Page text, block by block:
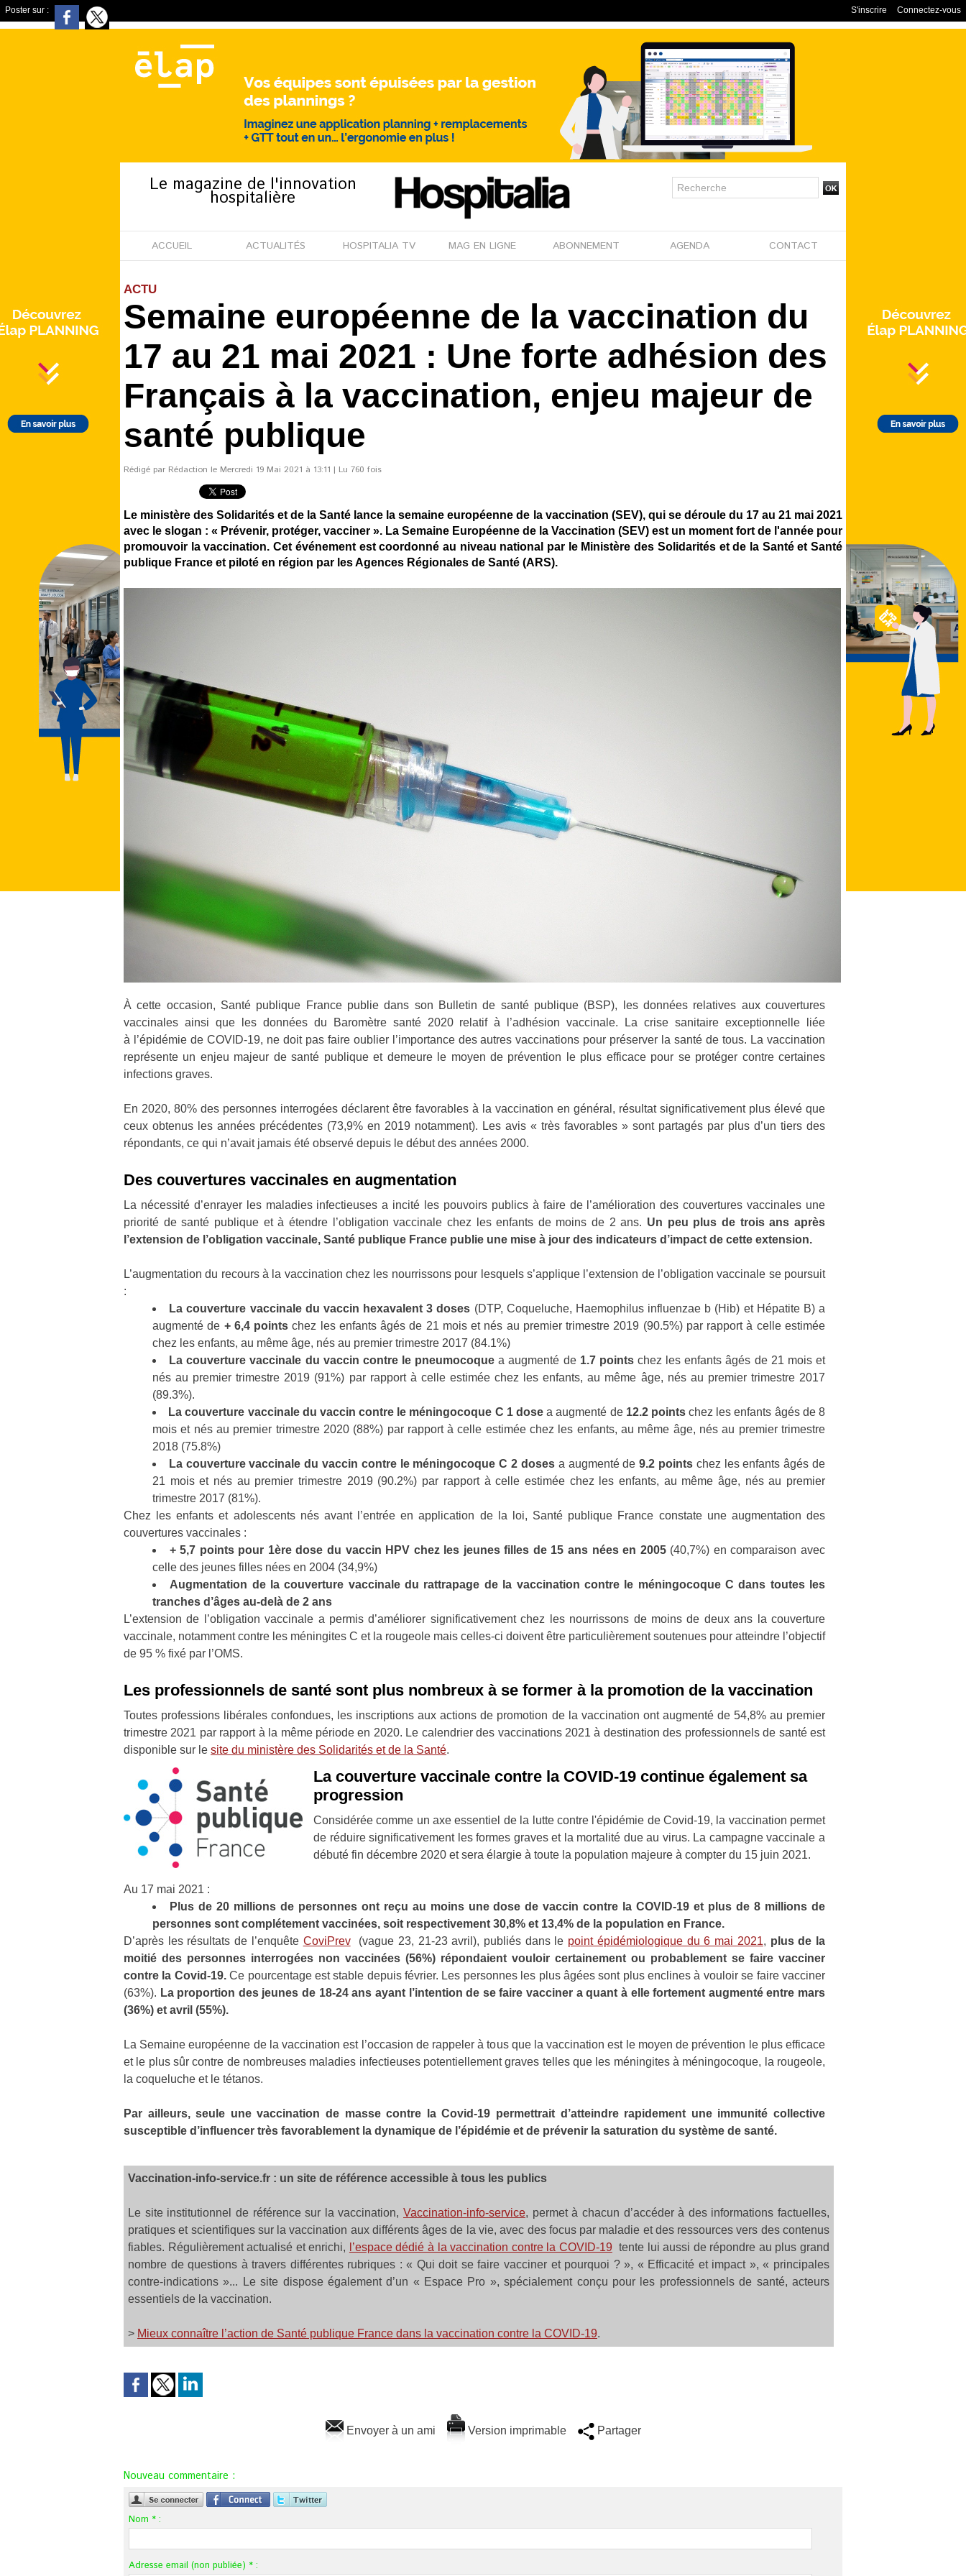
Poster sur : Connectez-vous
S'inscrire
Le magazine de l'innovation
hospitalière
ACCUEIL ACTUALITÉS HOSPITALIA TV MAG EN LIGNE ABONNEMENT AGENDA CONTACT
ACTU
Semaine européenne de la vaccination du
17 au 21 mai 2021 : Une forte adhésion des
Français à la vaccination, enjeu majeur de
santé publique
Rédigé par Rédaction le Mercredi 19 Mai 2021 à 13:11 | Lu 760 fois
Le ministère des Solidarités et de la Santé lance la semaine européenne de la vaccination (SEV), qui se déroule du 17 au 21 mai 2021
avec le slogan : « Prévenir, protéger, vacciner ». La Semaine Européenne de la Vaccination (SEV) est un moment fort de l'année pour
promouvoir la vaccination. Cet événement est coordonné au niveau national par le Ministère des Solidarités et de la Santé et Santé
publique France et piloté en région par les Agences Régionales de Santé (ARS).
À cette occasion, Santé publique France publie dans son Bulletin de santé publique (BSP), les données relatives aux couvertures
vaccinales ainsi que les données du Baromètre santé 2020 relatif à l’adhésion vaccinale. La crise sanitaire exceptionnelle liée
à l’épidémie de COVID-19, ne doit pas faire oublier l’importance des autres vaccinations pour préserver la santé de tous. La vaccination
représente un enjeu majeur de santé publique et demeure le moyen de prévention le plus efficace pour se protéger contre certaines
infections graves.
En 2020, 80% des personnes interrogées déclarent être favorables à la vaccination en général, résultat significativement plus élevé que
ceux obtenus les années précédentes (73,9% en 2019 notamment). Les avis « très favorables » sont partagés par plus d’un tiers des
répondants, ce qui n’avait jamais été observé depuis le début des années 2000.
Des couvertures vaccinales en augmentation
La nécessité d’enrayer les maladies infectieuses a incité les pouvoirs publics à faire de l’amélioration des couvertures vaccinales une
priorité de santé publique et à étendre l’obligation vaccinale chez les enfants de moins de 2 ans. Un peu plus de trois ans après
l’extension de l’obligation vaccinale, Santé publique France publie une mise à jour des indicateurs d’impact de cette extension.
L’augmentation du recours à la vaccination chez les nourrissons pour lesquels s’applique l’extension de l’obligation vaccinale se poursuit
:
La couverture vaccinale du vaccin hexavalent 3 doses (DTP, Coqueluche, Haemophilus influenzae b (Hib) et Hépatite B) a
augmenté de + 6,4 points chez les enfants âgés de 21 mois et nés au premier trimestre 2019 (90.5%) par rapport à celle estimée
chez les enfants, au même âge, nés au premier trimestre 2017 (84.1%)
La couverture vaccinale du vaccin contre le pneumocoque a augmenté de 1.7 pointschez les enfants âgés de 21 mois et
nés au premier trimestre 2019 (91%) par rapport à celle estimée chez les enfants, au même âge, nés au premier trimestre 2017
(89.3%).
La couverture vaccinale du vaccin contre le méningocoque C 1 dose a augmenté de 12.2 pointschez les enfants âgés de 8
mois et nés au premier trimestre 2020 (88%) par rapport à celle estimée chez les enfants, au même âge, nés au premier trimestre
2018 (75.8%)
La couverture vaccinale du vaccin contre le méningocoque C 2 dosesa augmenté de9.2 pointschez les enfants âgés de
21 mois et nés au premier trimestre 2019 (90.2%) par rapport à celle estimée chez les enfants, au même âge, nés au premier
trimestre 2017 (81%).
Chez les enfants et adolescents nés avant l’entrée en application de la loi, Santé publique France constate une augmentation des
couvertures vaccinales :
+ 5,7 points pour 1ère dose du vaccin HPV chez les jeunes filles de 15 ans nées en 2005(40,7%) en comparaison avec
celle des jeunes filles nées en 2004 (34,9%)
Augmentation de la couverture vaccinale du rattrapage de la vaccination contre le méningocoque C dans toutes les
tranches d’âges au-delà de 2 ans
L’extension de l’obligation vaccinale a permis d’améliorer significativement chez les nourrissons de moins de deux ans la couverture
vaccinale, notamment contre les méningites C et la rougeole mais celles-ci doivent être particulièrement soutenues pour atteindre l’objectif
de 95 % fixé par l’OMS.
Les professionnels de santé sont plus nombreux à se former à la promotion de la vaccination
Toutes professions libérales confondues, les inscriptions aux actions de promotion de la vaccination ont augmenté de 54,8% au premier
trimestre 2021 par rapport à la même période en 2020. Le calendrier des vaccinations 2021 à destination des professionnels de santé est
disponible sur le site du ministère des Solidarités et de la Santé.
La couverture vaccinale contre la COVID-19 continue également sa
progression
Considérée comme un axe essentiel de la lutte contre l'épidémie de Covid-19, la vaccination permet
de réduire significativement les formes graves et la mortalité due au virus. La campagne vaccinale a
débuté fin décembre 2020 et sera élargie à toute la population majeure à compter du 15 juin 2021.
Au 17 mai 2021 :
Plus de 20 millions de personnes ont reçu au moins une dose de vaccin contre la COVID-19 et plus de 8 millions de
personnes sont complétement vaccinées, soit respectivement 30,8% et 13,4% de la population en France.
D’après les résultats de l’enquête CoviPrev(vague 23, 21-23 avril), publiés dans le point épidémiologique du 6 mai 2021, plus de la
moitié des personnes interrogées non vaccinées (56%) répondaient vouloir certainement ou probablement se faire vacciner
contre la Covid-19.Ce pourcentage est stable depuis février. Les personnes les plus âgées sont plus enclines à vouloir se faire vacciner
(63%). La proportion des jeunes de 18-24 ans ayant l’intention de se faire vacciner a quant à elle fortement augmenté entre mars
(36%) et avril (55%).
La Semaine européenne de la vaccination est l’occasion de rappeler à tous que la vaccination est le moyen de prévention le plus efficace
et le plus sûr contre de nombreuses maladies infectieuses potentiellement graves telles que les méningites à méningocoque, la rougeole,
la coqueluche et le tétanos.
Par ailleurs, seule une vaccination de masse contre la Covid-19 permettrait d’atteindre rapidement une immunité collective
susceptible d’influencer très favorablement la dynamique de l’épidémie et de prévenir la saturation du système de santé.
Vaccination-info-service.fr : un site de référence accessible à tous les publics
Le site institutionnel de référence sur la vaccination, Vaccination-info-service, permet à chacun d’accéder à des informations factuelles,
pratiques et scientifiques sur la vaccination aux différents âges de la vie, avec des focus par maladie et des ressources vers des contenus
fiables. Régulièrement actualisé et enrichi,
l’espace dédié à la vaccination contre la COVID-19 tente lui aussi de répondre au plus grand
nombre de questions à travers différentes rubriques : « Qui doit se faire vacciner et pourquoi ? », « Efficacité et impact », « principales
contre-indications »... Le site dispose également d’un « Espace Pro », spécialement conçu pour les professionnels de santé, acteurs
essentiels de la vaccination.
> Mieux connaître l’action de Santé publique France dans la vaccination contre la COVID-19.
Envoyer à un ami Version imprimable Partager
Nouveau commentaire :
Nom * :
Adresse email (non publiée) * :